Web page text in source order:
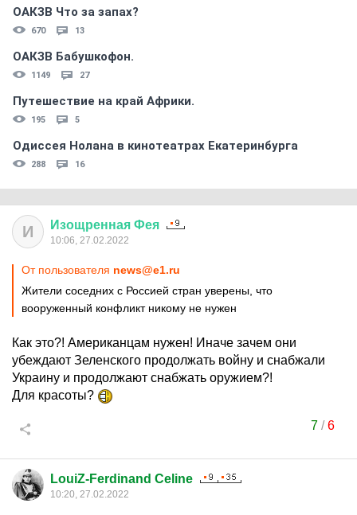
ОАКЗВ Что за запах?
670 13
ОАКЗВ Бабушкофон.
1149 27
Путешествие на край Африки.
195 5
Одиссея Нолана в кинотеатрах Екатеринбурга
288 16
И Изощренная Фея
10:06, 27.02.2022
От пользователя news@e1.ru
Жители соседних с Россией стран уверены, что
вооруженный конфликт никому не нужен
Как это?! Американцам нужен! Иначе зачем они
убеждают Зеленского продолжать войну и снабжали
Украину и продолжают снабжать оружием?!
Для красоты?
7/6
LouiZ-Ferdinand Celine
10:20, 27.02.2022